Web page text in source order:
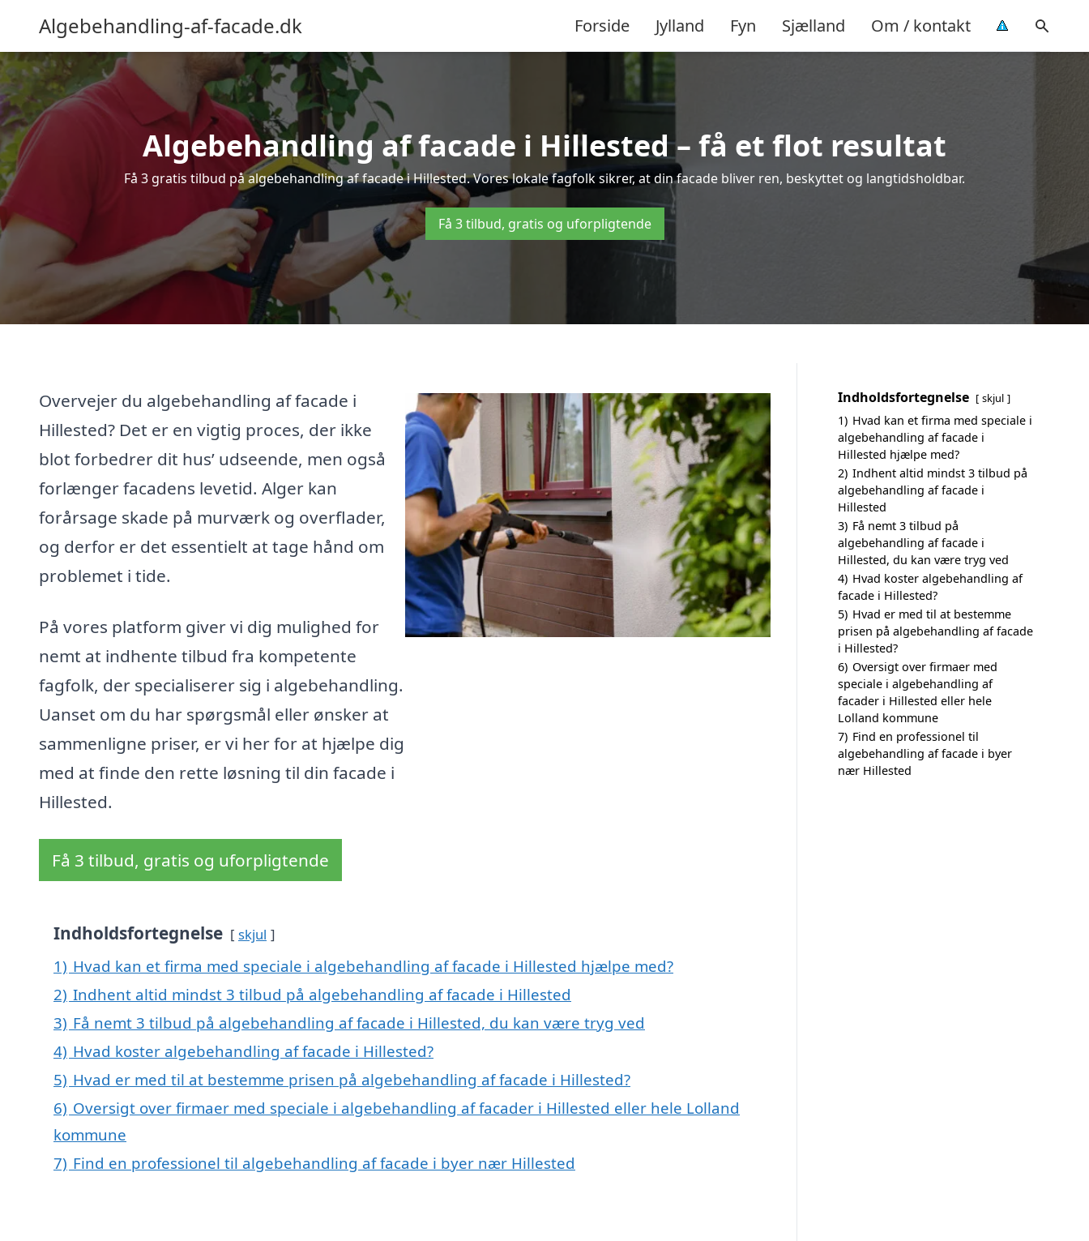
Algebehandling-af-facade.dk Forside Jylland Fyn Sjælland Om / kontakt
Algebehandling af facade i Hillested – få et flot resultat
Få 3 gratis tilbud på algebehandling af facade i Hillested. Vores lokale fagfolk sikrer, at din facade bliver ren, beskyttet og langtidsholdbar.
Få 3 tilbud, gratis og uforpligtende
Overvejer du algebehandling af facade i
Hillested? Det er en vigtig proces, der ikke
blot forbedrer dit hus’ udseende, men også
forlænger facadens levetid. Alger kan
forårsage skade på murværk og overflader,
og derfor er det essentielt at tage hånd om
problemet i tide.
På vores platform giver vi dig mulighed for
nemt at indhente tilbud fra kompetente
fagfolk, der specialiserer sig i algebehandling.
Uanset om du har spørgsmål eller ønsker at
sammenligne priser, er vi her for at hjælpe dig
med at finde den rette løsning til din facade i
Hillested.
Få 3 tilbud, gratis og uforpligtende
Indholdsfortegnelse skjul
1) Hvad kan et firma med speciale i algebehandling af facade i Hillested hjælpe med?
2) Indhent altid mindst 3 tilbud på algebehandling af facade i Hillested
3) Få nemt 3 tilbud på algebehandling af facade i Hillested, du kan være tryg ved
4) Hvad koster algebehandling af facade i Hillested?
5) Hvad er med til at bestemme prisen på algebehandling af facade i Hillested?
6) Oversigt over firmaer med speciale i algebehandling af facader i Hillested eller hele Lolland
kommune
7) Find en professionel til algebehandling af facade i byer nær Hillested
Indholdsfortegnelse skjul
1) Hvad kan et firma med speciale i
algebehandling af facade i
Hillested hjælpe med?
2) Indhent altid mindst 3 tilbud på
algebehandling af facade i
Hillested
3) Få nemt 3 tilbud på
algebehandling af facade i
Hillested, du kan være tryg ved
4) Hvad koster algebehandling af
facade i Hillested?
5) Hvad er med til at bestemme
prisen på algebehandling af facade
i Hillested?
6) Oversigt over firmaer med
speciale i algebehandling af
facader i Hillested eller hele
Lolland kommune
7) Find en professionel til
algebehandling af facade i byer
nær Hillested